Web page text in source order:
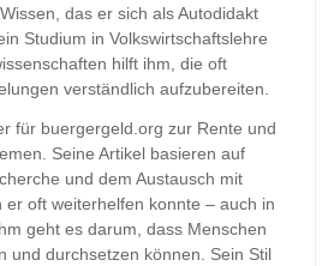
das er sich als Autodidakt
Studium in Volkswirtschaftslehre
hilft ihm, die oft
verständlich aufzubereiten.
für buergergeld.org zur Rente und
Seine Artikel basieren auf
und dem Austausch mit
er oft weiterhelfen konnte – auch in
geht es darum, dass Menschen
und durchsetzen können. Sein Stil